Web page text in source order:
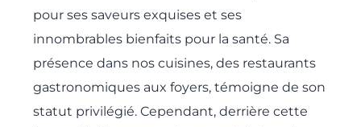
pour ses saveurs exquises et ses
innombrables bienfaits pour la santé. Sa
présence dans nos cuisines, des restaurants
gastronomiques aux foyers, témoigne de son
statut privilégié. Cependant, derrière cette